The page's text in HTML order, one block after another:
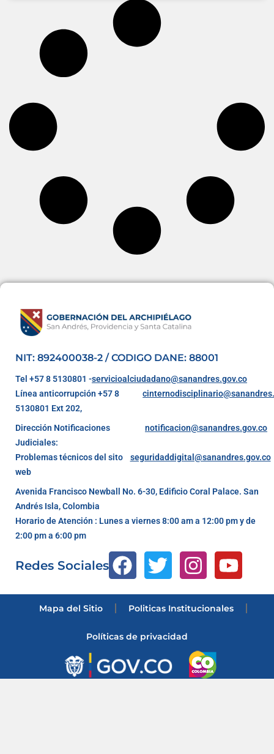
NIT: 892400038-2 / CODIGO DANE: 88001
Tel +57 8 5130801 -servicioalciudadano@sanandres.gov.co
Línea anticorrupción +57 8
5130801 Ext 202,
Dirección Notificaciones
Judiciales:
notificacion@sanandres.gov.co
Problemas técnicos del sito
web
seguridaddigital@sanandres.gov.co
Avenida Francisco Newball No. 6-30, Edificio Coral Palace. San
Andrés Isla, Colombia
Horario de Atención : Lunes a viernes 8:00 am a 12:00 pm y de
2:00 pm a 6:00 pm
Redes Sociales
Mapa del Sitio Politicas Institucionales
Políticas de privacidad